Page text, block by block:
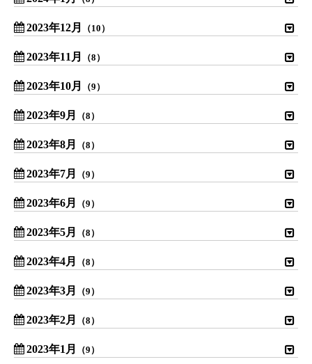
2023年12月 （10）
2023年11月 （8）
2023年10月 （9）
2023年9月 （8）
2023年8月 （8）
2023年7月 （9）
2023年6月 （9）
2023年5月 （8）
2023年4月 （8）
2023年3月 （9）
2023年2月 （8）
2023年1月 （9）